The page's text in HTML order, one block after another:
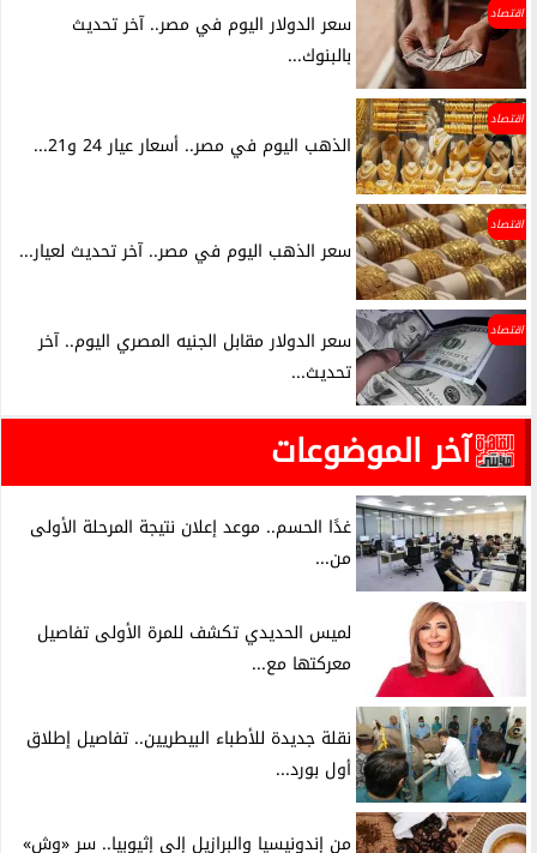
اقتصاد
سعر الدولار اليوم في مصر.. آخر تحديث
بالبنوك...
اقتصاد
الذهب اليوم في مصر.. أسعار عيار 24 و21...
اقتصاد
سعر الذهب اليوم في مصر.. آخر تحديث لعيار...
اقتصاد
سعر الدولار مقابل الجنيه المصري اليوم.. آخر
تحديث...
آخر الموضوعات
غدًا الحسم.. موعد إعلان نتيجة المرحلة الأولى
من...
لميس الحديدي تكشف للمرة الأولى تفاصيل
معركتها مع...
نقلة جديدة للأطباء البيطريين.. تفاصيل إطلاق
أول بورد...
من إندونيسيا والبرازيل إلى إثيوبيا.. سر «وش»